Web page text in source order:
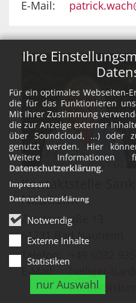
Ihre
Für ein optimales Webseiten-
die für das Funktionieren
Mit Ihrer Zustimmung
die zur Anzeige externer
über Soundcloud, ...) oder
genutzt werden. Hier
Weitere
Datenschutzerklärung.
Notwendig
Externe Inhalte
Statistiken
nur Auswahl
Impressum
Datenschutzerklärung
E-Mail:
Kontaktstelle
Nauheim
Zanderstraße 13
61231
Bad Nauheim
Telefon: